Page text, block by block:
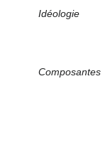
Idéologie
Composantes